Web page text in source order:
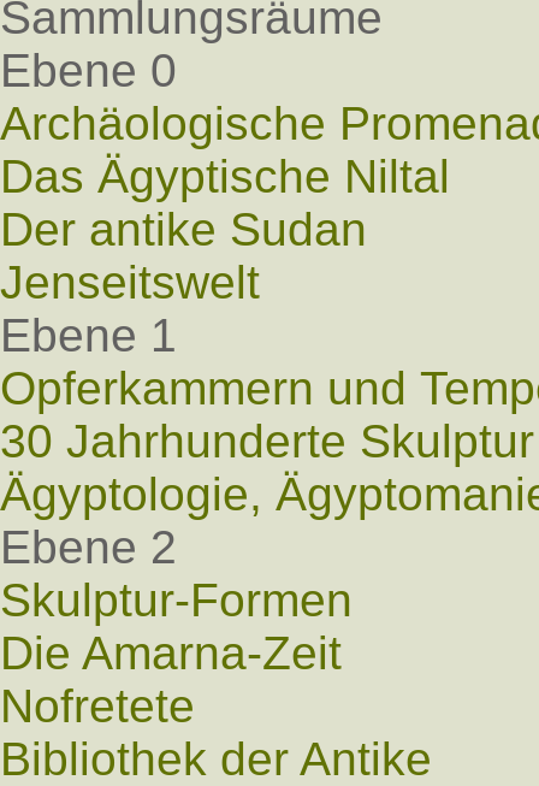
Sammlungsräume
Ebene 0
Archäologische
Das Ägyptische Niltal
Der antike Sudan
Jenseitswelt
Ebene 1
Opferkammern und
30 Jahrhunderte Skulptur
Ägyptologie,
Ebene 2
Skulptur-Formen
Die Amarna-Zeit
Nofretete
Bibliothek der Antike